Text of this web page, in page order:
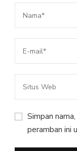
Simpan
peramban ini